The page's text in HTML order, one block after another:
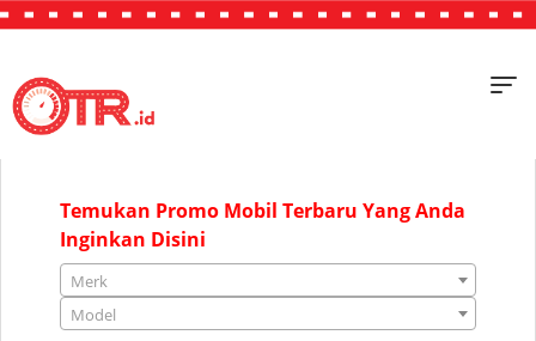
"JAKARTA"
Temukan Promo Mobil Terbaru Yang Anda
Inginkan Disini
Merk
Model